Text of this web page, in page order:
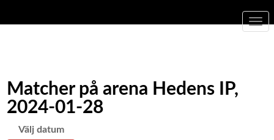
Matcher på arena Hedens IP,
2024-01-28
Välj datum